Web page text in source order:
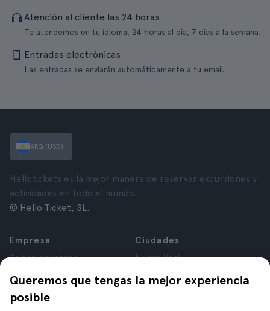
Atención al cliente las 24 horas
Te atendemos en tu idioma, 24 horas al día, 7 días a la semana.
Entradas electrónicas
Las entradas se enviarán automáticamente a tu email.
Queremos que tengas la mejor experiencia
posible
ARG (USD)
Hellotickets es la mejor manera de reservar excursiones y
actividades en todo el mundo.
© Hello Ticket, SL.
Empresa
Sobre nosotros
Afiliados
Opiniones
Ciudades
Nueva York
París